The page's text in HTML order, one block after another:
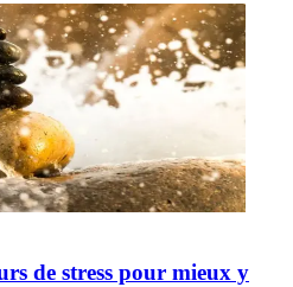
de stress pour mieux y